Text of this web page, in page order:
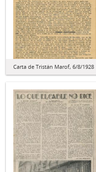
Carta de Tristán Marof, 6/8/1928